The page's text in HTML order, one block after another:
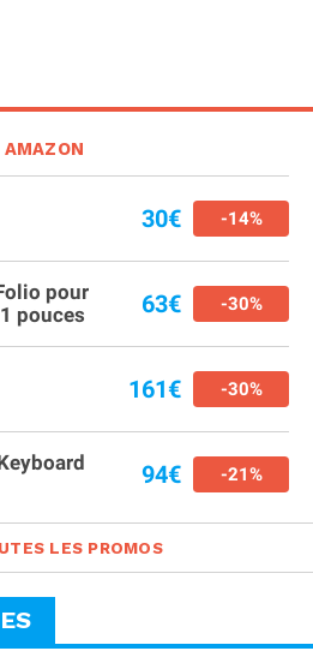
AMAZON
30€ -14%
pour
pouces
63€ -30%
161€ -30%
94€ -21%
LES PROMOS